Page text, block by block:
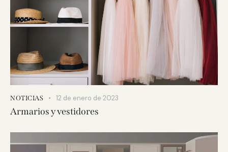
NOTICIAS 12 de enero de 2023
Armarios y vestidores